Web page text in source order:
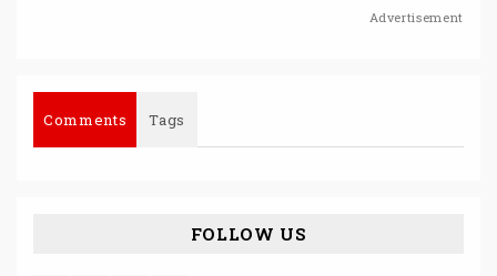
Advertisement
Comments Tags
FOLLOW US